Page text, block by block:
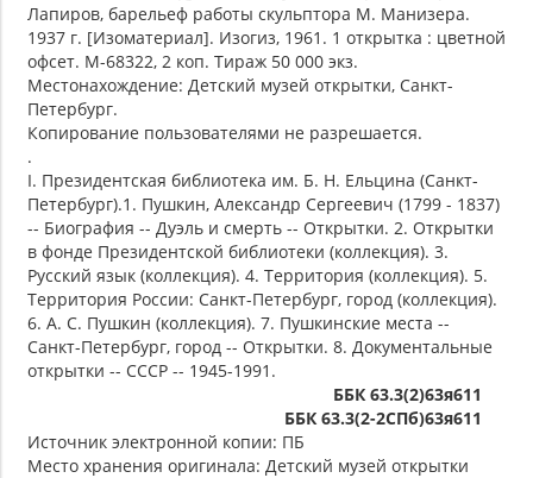
Лапиров, барельеф работы скульптора М. Манизера.
1937 г. [Изоматериал]. Изогиз, 1961. 1 открытка : цветной
офсет. М-68322, 2 коп. Тираж 50 000 экз.
Местонахождение: Детский музей открытки, Санкт-
Петербург.
Копирование пользователями не разрешается.
.
I. Президентская библиотека им. Б. Н. Ельцина (Санкт-
Петербург).1. Пушкин, Александр Сергеевич (1799 - 1837)
-- Биография -- Дуэль и смерть -- Открытки. 2. Открытки
в фонде Президентской библиотеки (коллекция). 3.
Русский язык (коллекция). 4. Территория (коллекция). 5.
Территория России: Санкт-Петербург, город (коллекция).
6. А. С. Пушкин (коллекция). 7. Пушкинские места --
Санкт-Петербург, город -- Открытки. 8. Документальные
открытки -- СССР -- 1945-1991.
ББК 63.3(2)63я611
ББК 63.3(2-2СПб)63я611
Источник электронной копии: ПБ
Место хранения оригинала: Детский музей открытки